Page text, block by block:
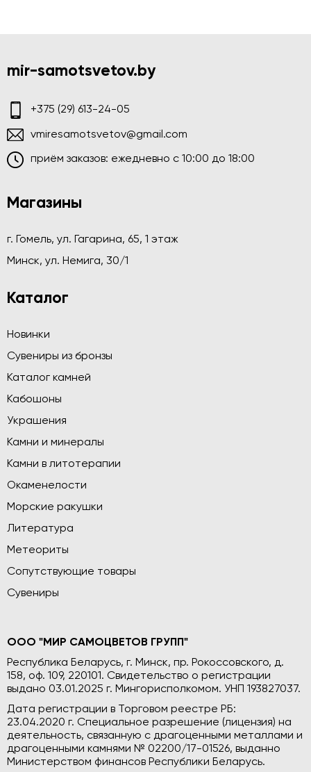
mir-samotsvetov.by
+375 (29) 613-24-05
vmiresamotsvetov@gmail.com
приём заказов: ежедневно c 10:00 до 18:00
Магазины
г. Гомель, ул. Гагарина, 65, 1 этаж
Минск, ул. Немига, 30/1
Каталог
Новинки
Сувениры из бронзы
Каталог камней
Кабошоны
Украшения
Камни и минералы
Камни в литотерапии
Окаменелости
Морские ракушки
Литература
Метеориты
Сопутствующие товары
Сувениры
ООО "МИР САМОЦВЕТОВ ГРУПП"
Республика Беларусь, г. Минск, пр. Рокоссовского, д.
158, оф. 109, 220101. Свидетельство о регистрации
выдано 03.01.2025 г. Мингорисполкомом. УНП 193827037.
Дата регистрации в Торговом реестре РБ:
23.04.2020 г. Специальное разрешение (лицензия) на
деятельность, связанную с драгоценными металлами и
драгоценными камнями № 02200/17-01526, выданно
Министерством финансов Республики Беларусь.